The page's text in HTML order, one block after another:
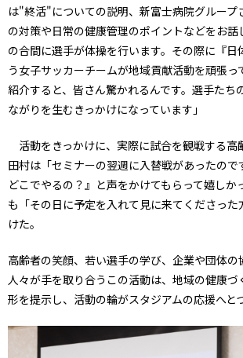
は"終活"についての説明、新富士病院グループ
の対策や日常の健康管理のポイントなどをお話
の合間に選手が体操を行います。その際に『日
う女子サッカーチームが地域貢献活動を頑張っ
紹介すると、皆さん驚かれるんです。選手たち
ながりを生むきっかけになっています」
活動をきっかけに、実際に試合を観戦する高
田村は「セミナーの翌週に入替戦があったので
どこでやるの？』と声をかけてもらって嬉しか
も「その日に予定を入れて見に来てくださっ
けた。
高齢者の笑顔、若い選手の学び、企業や団体の
人々が手を取り合うこの活動は、地域の健康づ
形を提示し、活動の輪がスタジアムの応援へと